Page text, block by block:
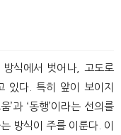
식에서 벗어나, 고도로
있다. 특히 앞이 보이지
’과 ‘동행’이라는 선의를
방식이 주를 이룬다. 이